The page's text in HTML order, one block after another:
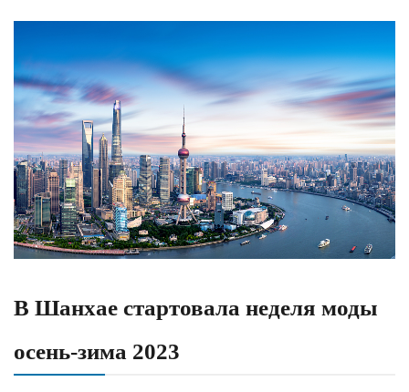
В Шанхае стартовала неделя моды
осень-зима 2023